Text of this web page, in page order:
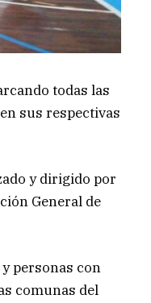
todas las
sus respectivas
y dirigido por
General de
personas con
comunas del